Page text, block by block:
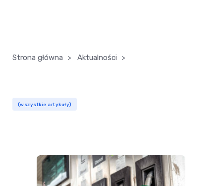
Strona główna > Aktualności >
(wszystkie artykuły)